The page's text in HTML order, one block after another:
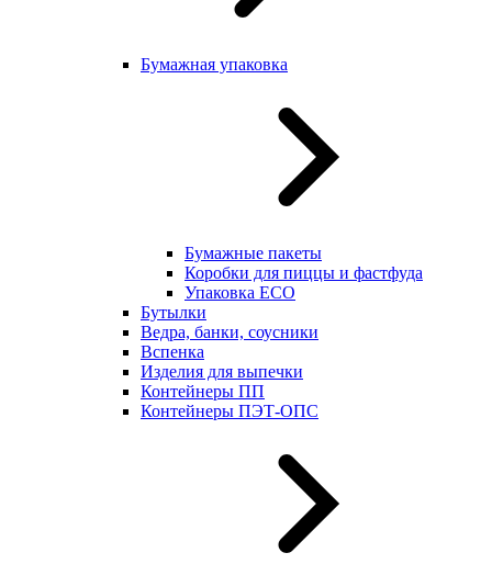
Бумажная упаковка
Бумажные пакеты
Коробки для пиццы и фастфуда
Упаковка ECO
Бутылки
Ведра, банки, соусники
Вспенка
Изделия для выпечки
Контейнеры ПП
Контейнеры ПЭТ-ОПС